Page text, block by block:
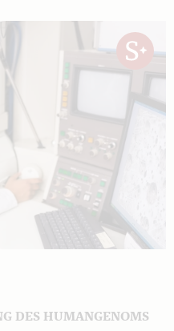
DES HUMANGENOMS